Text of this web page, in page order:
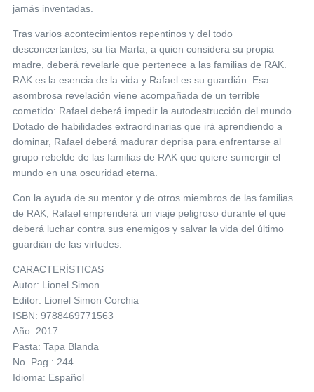
jamás inventadas.
Tras varios acontecimientos repentinos y del todo
desconcertantes, su tía Marta, a quien considera su propia
madre, deberá revelarle que pertenece a las familias de RAK.
RAK es la esencia de la vida y Rafael es su guardián. Esa
asombrosa revelación viene acompañada de un terrible
cometido: Rafael deberá impedir la autodestrucción del mundo.
Dotado de habilidades extraordinarias que irá aprendiendo a
dominar, Rafael deberá madurar deprisa para enfrentarse al
grupo rebelde de las familias de RAK que quiere sumergir el
mundo en una oscuridad eterna.
Con la ayuda de su mentor y de otros miembros de las familias
de RAK, Rafael emprenderá un viaje peligroso durante el que
deberá luchar contra sus enemigos y salvar la vida del último
guardián de las virtudes.
CARACTERÍSTICAS
Autor: Lionel Simon
Editor: Lionel Simon Corchia
ISBN: 9788469771563
Año: 2017
Pasta: Tapa Blanda
No. Pag.: 244
Idioma: Español